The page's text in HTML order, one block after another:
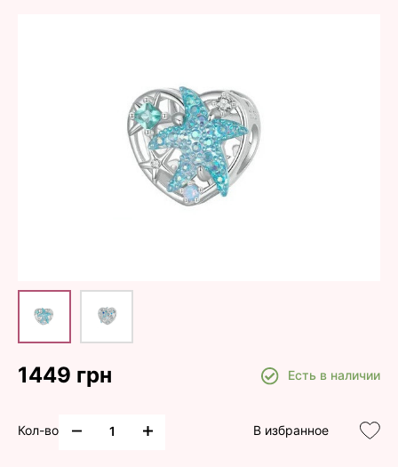
1449 грн Есть в наличии
Кол-во В избранное